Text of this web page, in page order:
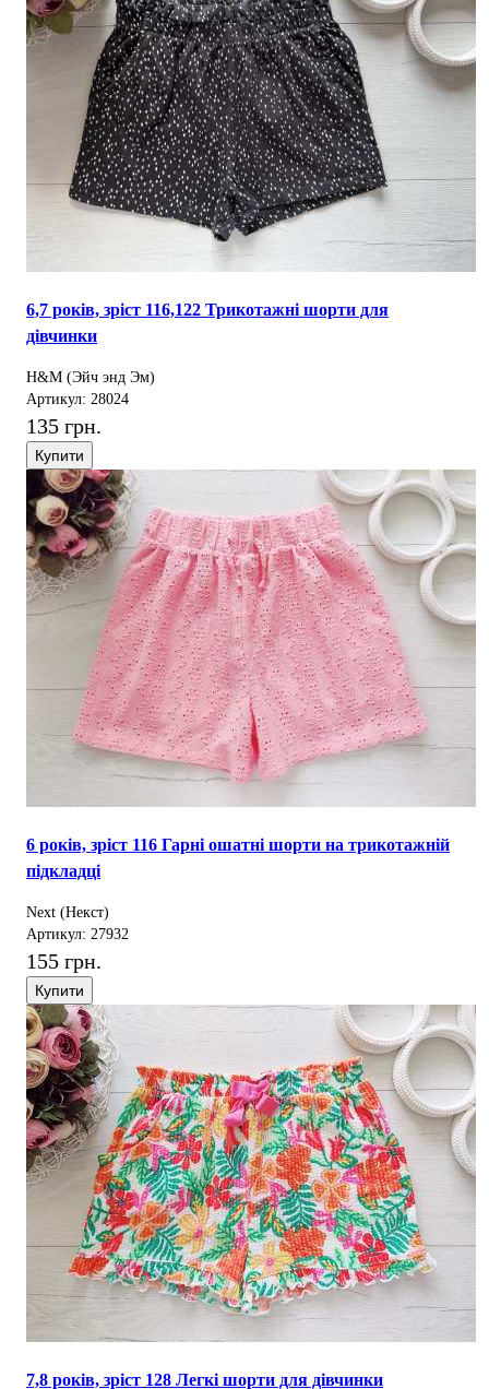
6,7 років, зріст 116,122 Трикотажні шорти для
дівчинки
H&M (Эйч энд Эм)
Артикул: 28024
135 грн.
Купити
6 років, зріст 116 Гарні ошатні шорти на трикотажній
підкладці
Next (Некст)
Артикул: 27932
155 грн.
Купити
7,8 років, зріст 128 Легкі шорти для дівчинки